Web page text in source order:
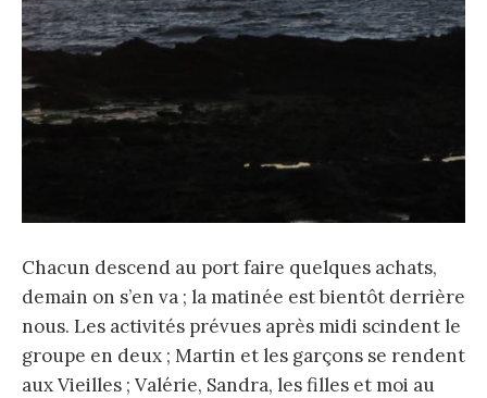
Chacun descend au port faire quelques achats,
demain on s’en va ; la matinée est bientôt derrière
nous. Les activités prévues après midi scindent le
groupe en deux ; Martin et les garçons se rendent
aux Vieilles ; Valérie, Sandra, les filles et moi au